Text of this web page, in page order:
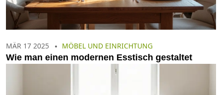
MÄR 17 2025 MÖBEL UND EINRICHTUNG
Wie man einen modernen Esstisch gestaltet